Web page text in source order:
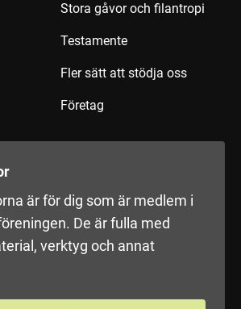
Stora gåvor och filantropi
Testamente
Fler sätt att stödja oss
Företag
är för dig som är medlem i
De är fulla med
verktyg och annat